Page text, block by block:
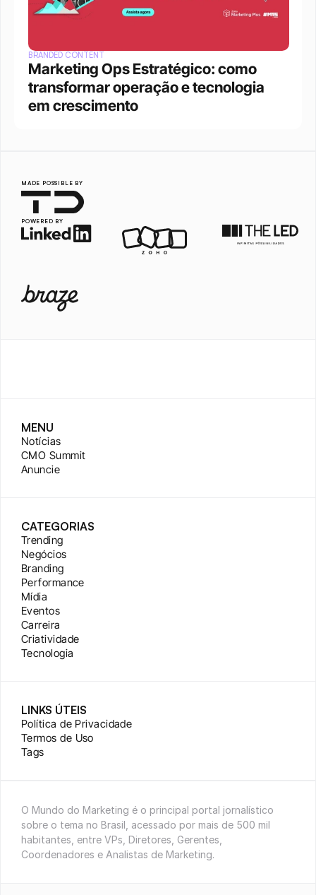
BRANDED CONTENT
Marketing Ops Estratégico: como
transformar operação e tecnologia
em crescimento
MADE POSSIBLE BY
POWERED BY
MENU
Notícias
CMO Summit
Anuncie
CATEGORIAS
Trending
Negócios
Branding
Performance
Mídia
Eventos
Carreira
Criatividade
Tecnologia
LINKS ÚTEIS
Política de Privacidade
Termos de Uso
Tags
O Mundo do Marketing é o principal portal jornalístico
sobre o tema no Brasil, acessado por mais de 500 mil
habitantes, entre VPs, Diretores, Gerentes,
Coordenadores e Analistas de Marketing.